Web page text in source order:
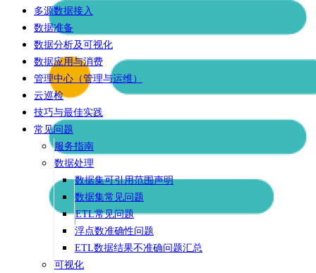
多源数据接入
数据准备
数据分析及可视化
数据应用与消费
管理中心（管理与运维）
云巡检
技巧与最佳实践
常见问题
服务指南
数据处理
数据集可引用范围声明
数据集常见问题
ETL常见问题
浮点数准确性问题
ETL数据结果不准确问题汇总
可视化